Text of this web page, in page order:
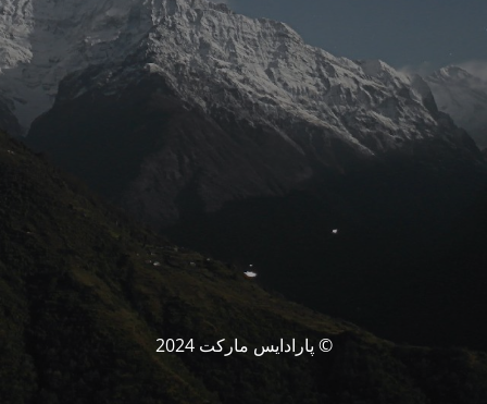
© پارادایس مارکت 2024